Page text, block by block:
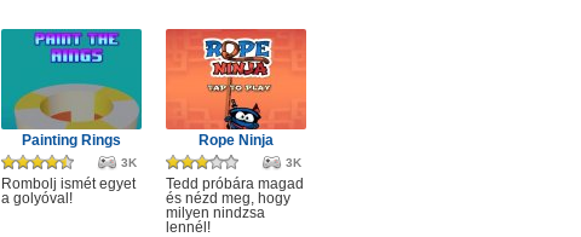
Painting Rings
3K
Rombolj ismét egyet
a golyóval!
Rope Ninja
3K
Tedd próbára magad
és nézd meg, hogy
milyen nindzsa
lennél!